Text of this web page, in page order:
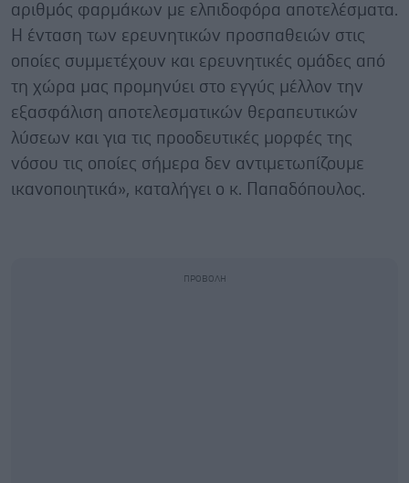
αριθμός φαρμάκων με ελπιδοφόρα αποτελέσματα.
Η ένταση των ερευνητικών προσπαθειών στις
οποίες συμμετέχουν και ερευνητικές ομάδες από
τη χώρα μας προμηνύει στο εγγύς μέλλον την
εξασφάλιση αποτελεσματικών θεραπευτικών
λύσεων και για τις προοδευτικές μορφές της
νόσου τις οποίες σήμερα δεν αντιμετωπίζουμε
ικανοποιητικά», καταλήγει ο κ. Παπαδόπουλος.